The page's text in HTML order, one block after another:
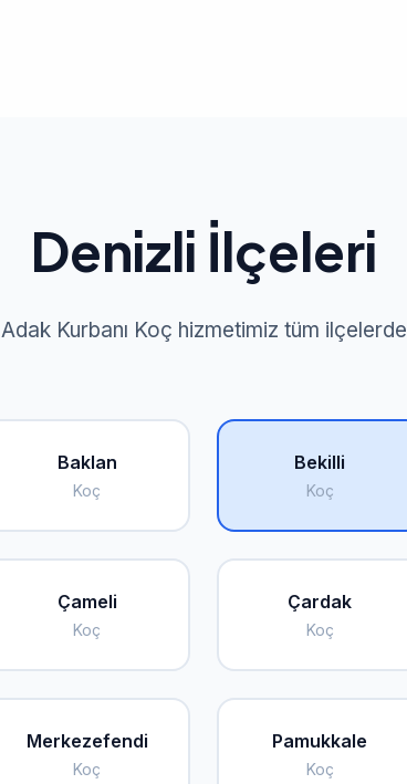
Denizli İlçeleri
Adak Kurbanı Koç hizmetimiz tüm ilçelerde
Baklan
Koç
Bekilli
Koç
Çameli
Koç
Çardak
Koç
Merkezefendi
Koç
Pamukkale
Koç